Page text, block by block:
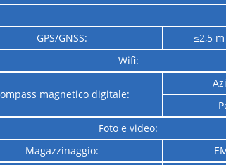
GPS/GNSS:
≤2,5
Wifi:
magnetico digitale:
Foto e video:
Magazzinaggio: